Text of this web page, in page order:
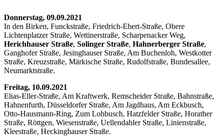
Donnerstag, 09.09.2021
In den Birken, Funckstraße, Friedrich-Ebert-Straße, Obere
Lichtenplatzer Straße, Wettinerstraße, Scharpenacker Weg,
Herichhauser Straße, Solinger Straße, Hahnerberger Straße,
Ganghofer Straße, Jesinghauser Straße, Am Buchenloh, Westkotter
Straße, Kreuzstraße, Märkische Straße, Rudolfstraße, Bundesallee,
Neumarktstraße.
Freitag, 10.09.2021
Elias-Eller-Straße, Am Kraftwerk, Remscheider Straße, Bahnstraße,
Hahnenfurth, Düsseldorfer Straße, Am Jagdhaus, Am Eckbusch,
Otto-Hausmann-Ring, Zum Lohbusch, Hatzfelder Straße, Horather
Straße, Röttgen, Wiesenstraße, Uellendahler Straße, Linienstraße,
Kleestraße, Heckinghauser Straße.